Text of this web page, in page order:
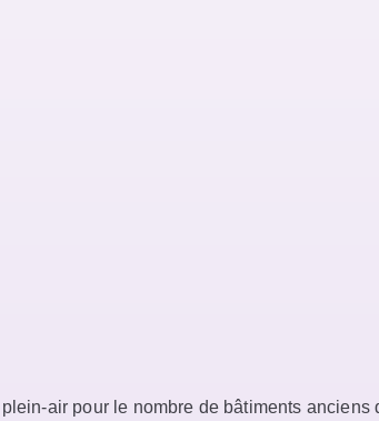
air pour le nombre de bâtiments